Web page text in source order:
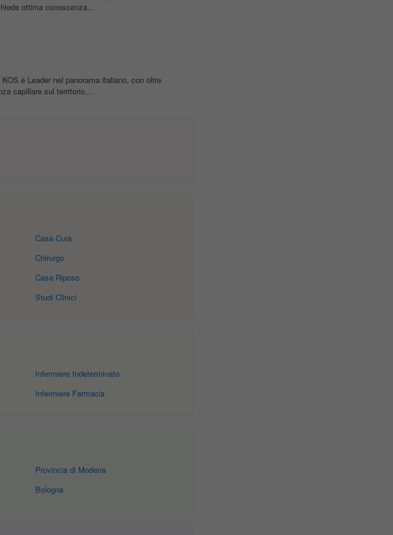
ottima conoscenza...
è Leader nel panorama italiano, con oltre
capillare sul territorio,...
Casa Cura
Chirurgo
Casa Riposo
Studi Clinici
Infermiere Indeterminato
Infermiere Farmacia
Provincia di Modena
Bologna